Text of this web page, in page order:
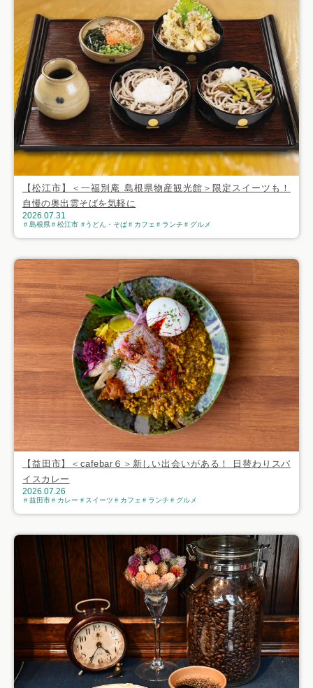
【松江市】＜一福別庵 島根県物産観光館＞限定スイーツも！
自慢の奥出雲そばを気軽に
2026.07.31
島根県 松江市 うどん・そば カフェ ランチ グルメ
【益田市】＜cafebar６＞新しい出会いがある！ 日替わりスパ
イスカレー
2026.07.26
益田市 カレー スイーツ カフェ ランチ グルメ